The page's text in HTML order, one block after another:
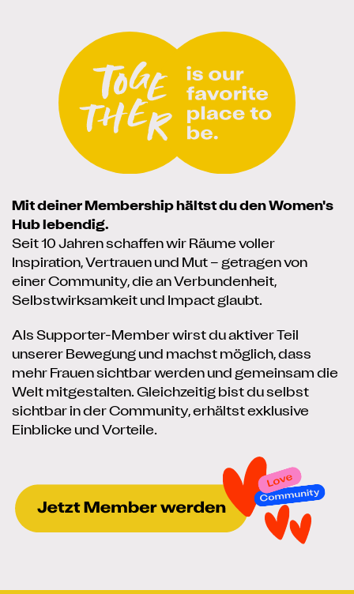
Mit deiner Membership hältst du den Women's
Hub lebendig.
Seit 10 Jahren schaffen wir Räume voller
Inspiration, Vertrauen und Mut – getragen von
einer Community, die an Verbundenheit,
Selbstwirksamkeit und Impact glaubt.
Als Supporter-Member wirst du aktiver Teil
unserer Bewegung und machst möglich, dass
mehr Frauen sichtbar werden und gemeinsam die
Welt mitgestalten. Gleichzeitig bist du selbst
sichtbar in der Community, erhältst exklusive
Einblicke und Vorteile.